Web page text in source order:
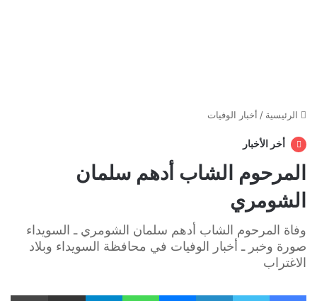
الرئيسية / أخبار الوفيات
أخر الأخبار
المرحوم الشاب أدهم سلمان
الشومري
وفاة المرحوم الشاب أدهم سلمان الشومري ـ السويداء
صورة وخبر ـ أخبار الوفيات في محافظة السويداء وبلاد
الاغتراب
فيسبوك تويتر لينكدإن ماسنجر واتساب تيلقرام مشاركة عبر البريد